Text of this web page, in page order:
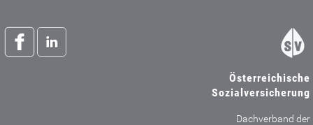
Österreichische
Sozialversicherung
Dachverband der